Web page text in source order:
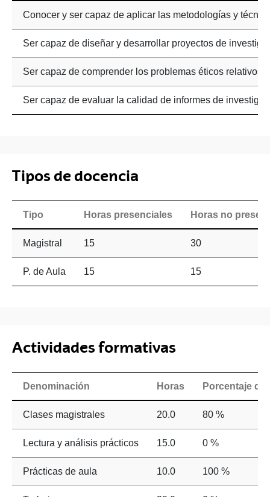
Conocer y ser capaz de aplicar las metodologías y
Ser capaz de diseñar y desarrollar proyectos de
Ser capaz de comprender los problemas éticos relativos
Ser capaz de evaluar la calidad de informes de
Tipos de docencia
Tipo Horas presenciales Horas no
Magistral 15 30
P. de Aula 15 15
Actividades formativas
Denominación Horas Porcentaje
Clases magistrales 20.0 80 %
Lectura y análisis prácticos 15.0 0 %
Prácticas de aula 10.0 100 %